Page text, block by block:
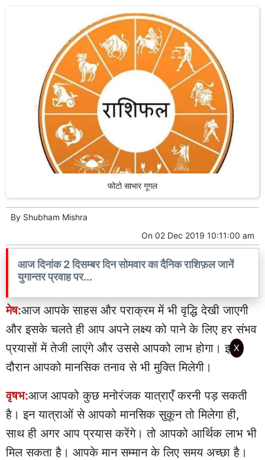
फोटो साभार गूगल
By Shubham Mishra
On 02 Dec 2019 10:11:00 am
आज दिनांक 2 दिसम्बर दिन सोमवार का दैनिक राशिफ़ल जानें
युगान्तर प्रवाह पर...
मेष:आज आपके साहस और पराक्रम में भी वृद्धि देखी जाएगी
और इसके चलते ही आप अपने लक्ष्य को पाने के लिए हर संभव
प्रयासों में तेजी लाएंगे और उससे आपको लाभ होगा। इस
दौरान आपको मानसिक तनाव से भी मुक्ति मिलेगी।
वृषभ:आज आपको कुछ मनोरंजक यात्राएँ करनी पड़ सकती
है। इन यात्राओं से आपको मानसिक सुकून तो मिलेगा ही,
साथ ही अगर आप प्रयास करेंगे। तो आपको आर्थिक लाभ भी
मिल सकता है। आपके मान सम्मान के लिए समय अच्छा है।
X